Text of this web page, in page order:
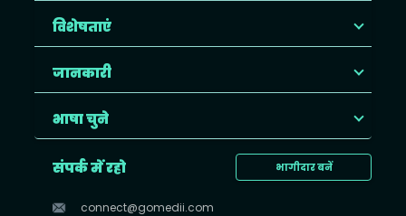
विशेषताएं
जानकारी
भाषा चुने
भागीदार बनें
संपर्क में रहो
connect@gomedii.com